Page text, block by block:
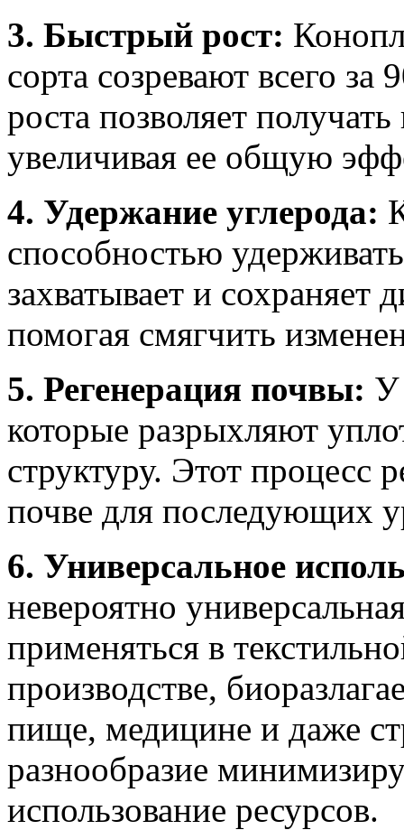
3. Быстрый рост:
сорта созревают всего
роста позволяет
увеличивая ее общую
4. Удержание углерода:
способностью
захватывает и сохраняет
помогая смягчить
5. Регенерация почвы: У
которые разрыхляют
структуру. Этот процесс
почве для последующих
6. Универсальное
невероятно
применяться в
производстве,
пище, медицине и даже
разнообразие
использование ресурсов.